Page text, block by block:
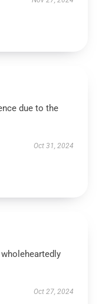
due to the
Oct 31, 2024
Oct 27, 2024